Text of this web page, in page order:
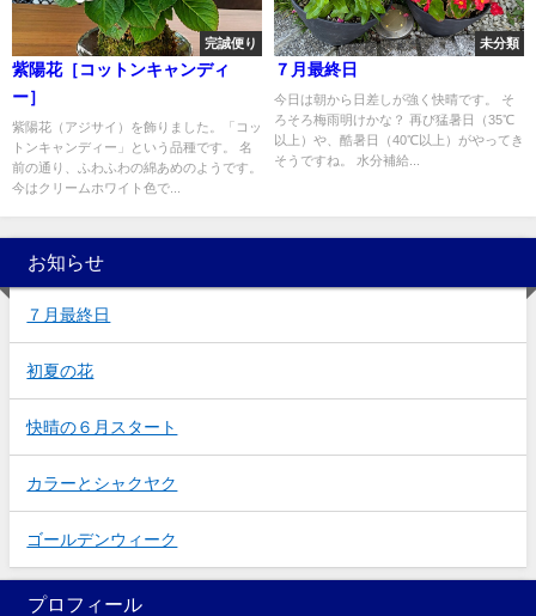
完誠便り
紫陽花［コットンキャンディ
ー］
紫陽花（アジサイ）を飾りました。「コッ
トンキャンディー」という品種です。 名
前の通り、ふわふわの綿あめのようです。
今はクリームホワイト色で...
未分類
７月最終日
今日は朝から日差しが強く快晴です。 そ
ろそろ梅雨明けかな？ 再び猛暑日（35℃
以上）や、酷暑日（40℃以上）がやってき
そうですね。 水分補給...
お知らせ
７月最終日
初夏の花
快晴の６月スタート
カラーとシャクヤク
ゴールデンウィーク
プロフィール